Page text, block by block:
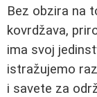
Bez obzira na
kovrdžava,
ima svoj
istražujemo
i savete za